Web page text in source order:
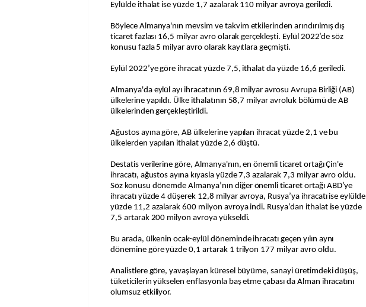
Eylülde ithalat ise yüzde 1,7 azalarak 110 milyar avroya geriledi.
Böylece Almanya'nın mevsim ve takvim etkilerinden arındırılmış dış
ticaret fazlası 16,5 milyar avro olarak gerçekleşti. Eylül 2022’de söz
konusu fazla 5 milyar avro olarak kayıtlara geçmişti.
Eylül 2022’ye göre ihracat yüzde 7,5, ithalat da yüzde 16,6 geriledi.
Almanya'da eylül ayı ihracatının 69,8 milyar avrosu Avrupa Birliği (AB)
ülkelerine yapıldı. Ülke ithalatının 58,7 milyar avroluk bölümü de AB
ülkelerinden gerçekleştirildi.
Ağustos ayına göre, AB ülkelerine yapılan ihracat yüzde 2,1 ve bu
ülkelerden yapılan ithalat yüzde 2,6 düştü.
Destatis verilerine göre, Almanya'nın, en önemli ticaret ortağı Çin'e
ihracatı, ağustos ayına kıyasla yüzde 7,3 azalarak 7,3 milyar avro oldu.
Söz konusu dönemde Almanya’nın diğer önemli ticaret ortağı ABD’ye
ihracatı yüzde 4 düşerek 12,8 milyar avroya, Rusya’ya ihracatı ise eylülde
yüzde 11,2 azalarak 600 milyon avroya indi. Rusya’dan ithalat ise yüzde
7,5 artarak 200 milyon avroya yükseldi.
Bu arada, ülkenin ocak-eylül döneminde ihracatı geçen yılın aynı
dönemine göre yüzde 0,1 artarak 1 trilyon 177 milyar avro oldu.
Analistlere göre, yavaşlayan küresel büyüme, sanayi üretimdeki düşüş,
tüketicilerin yükselen enflasyonla baş etme çabası da Alman ihracatını
olumsuz etkiliyor.